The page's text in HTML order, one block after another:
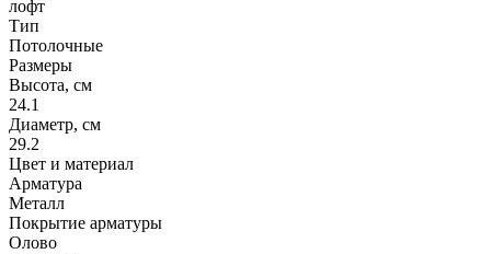
лофт
Тип
Потолочные
Размеры
Высота, см
24.1
Диаметр, см
29.2
Цвет и материал
Арматура
Металл
Покрытие арматуры
Олово